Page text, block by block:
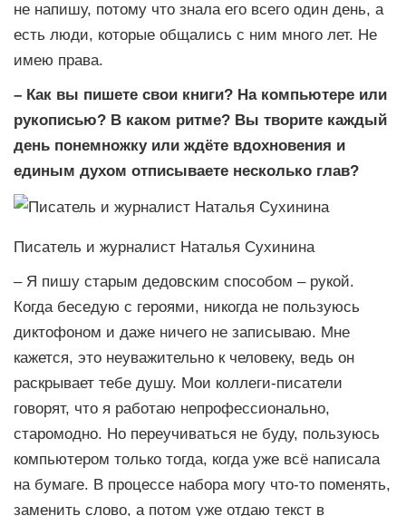
не напишу, потому что знала его всего один день, а
есть люди, которые общались с ним много лет. Не
имею права.
– Как вы пишете свои книги? На компьютере или
рукописью? В каком ритме? Вы творите каждый
день понемножку или ждёте вдохновения и
единым духом отписываете несколько глав?
Писатель и журналист Наталья Сухинина
– Я пишу старым дедовским способом – рукой.
Когда беседую с героями, никогда не пользуюсь
диктофоном и даже ничего не записываю. Мне
кажется, это неуважительно к человеку, ведь он
раскрывает тебе душу. Мои коллеги-писатели
говорят, что я работаю непрофессионально,
старомодно. Но переучиваться не буду, пользуюсь
компьютером только тогда, когда уже всё написала
на бумаге. В процессе набора могу что-то поменять,
заменить слово, а потом уже отдаю текст в